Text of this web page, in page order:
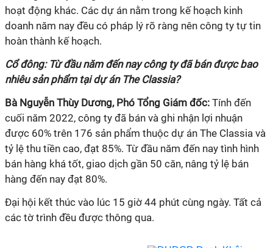
hoạt động khác. Các dự án nằm trong kế hoạch kinh
doanh năm nay đều có pháp lý rõ ràng nên công ty tự tin
hoàn thành kế hoạch.
Cổ đông: Từ đầu năm đến nay công ty đã bán được bao
nhiêu sản phẩm tại dự án The Classia?
Bà Nguyễn Thùy Dương, Phó Tổng Giám đốc: Tính đến
cuối năm 2022, công ty đã bán và ghi nhận lợi nhuận
được 60% trên 176 sản phẩm thuộc dự án The Classia và
tỷ lệ thu tiền cao, đạt 85%. Từ đầu năm đến nay tình hình
bán hàng khá tốt, giao dịch gần 50 căn, nâng tỷ lệ bán
hàng đến nay đạt 80%.
Đại hội kết thúc vào lúc 15 giờ 44 phút cùng ngày. Tất cả
các tờ trình đều được thông qua.